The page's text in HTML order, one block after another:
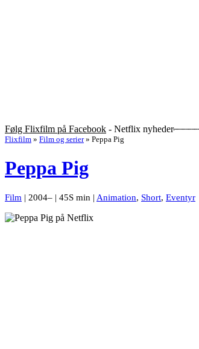
Følg Flixfilm på Facebook - Netflix nyheder
Flixfilm » Film og serier » Peppa Pig
Peppa Pig
Film | 2004– | 45S min | Animation, Short, Eventyr